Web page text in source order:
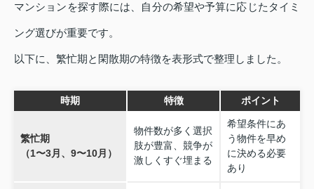
マンションを探す際には、自分の希望や予算に応じたタイミ
ング選びが重要です。
以下に、繁忙期と閑散期の特徴を表形式で整理しました。
時期 特徴 ポイント
繁忙期
（1〜3月、9〜10月）
物件数が多く選択
肢が豊富、競争が
激しくすぐ埋まる
希望条件にあ
う物件を早め
に決める必要
あり